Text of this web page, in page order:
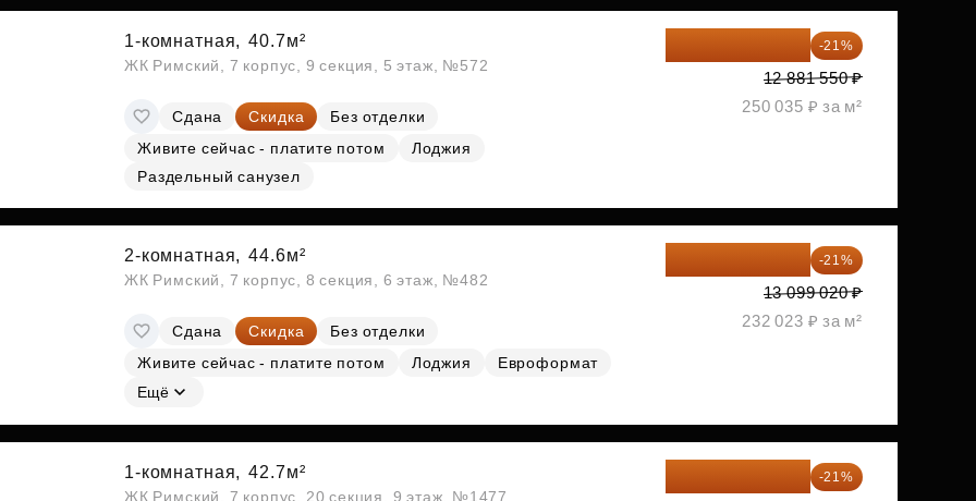
1-комнатная, 40.7м²
ЖК Римский, 7 корпус, 9 секция, 5 этаж, №572
Сдана Скидка
Без отделки
Живите сейчас - платите потом
Лоджия
Раздельный санузел
-21%
12 881 550 ₽
250 035 ₽ за м²
2-комнатная, 44.6м²
ЖК Римский, 7 корпус, 8 секция, 6 этаж, №482
Сдана Скидка
Без отделки
Живите сейчас - платите потом
Лоджия
Евроформат
Ещё
-21%
13 099 020 ₽
232 023 ₽ за м²
1-комнатная, 42.7м²
ЖК Римский, 7 корпус, 20 секция, 9 этаж, №1477
-21%